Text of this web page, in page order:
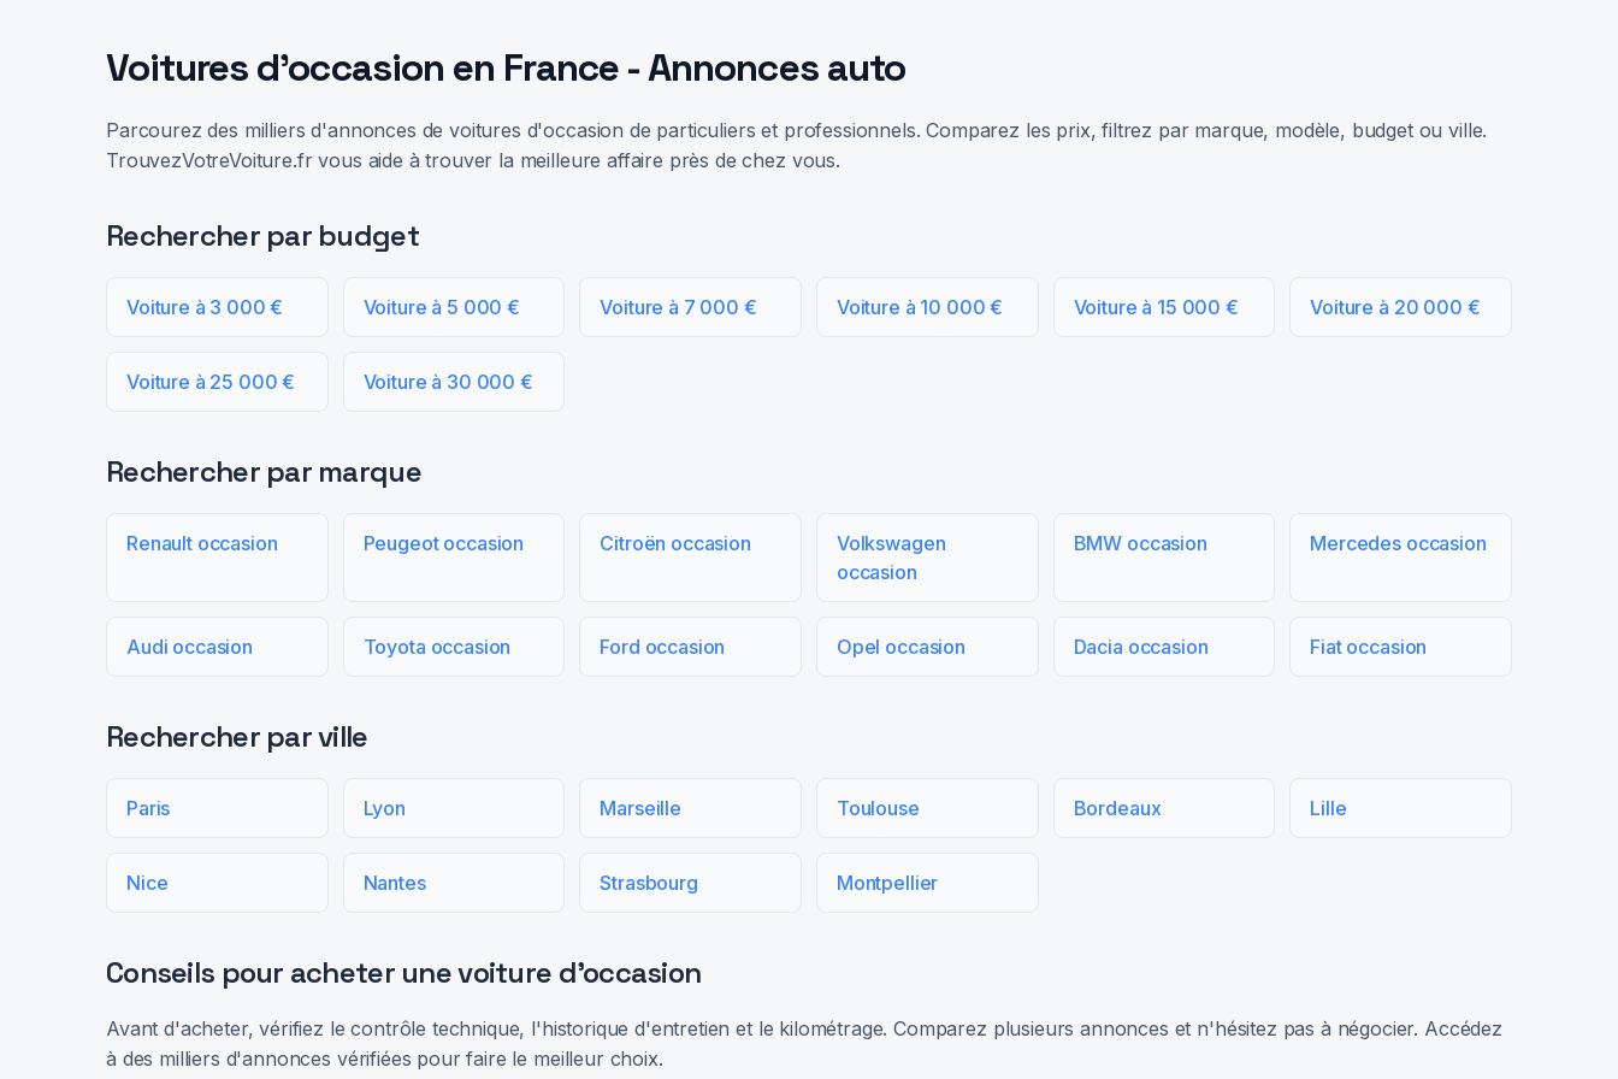
Voitures d'occasion en France - Annonces auto
Parcourez des milliers d'annonces de voitures d'occasion de particuliers et professionnels. Comparez les prix, filtrez par marque, modèle, budget ou ville.
TrouvezVotreVoiture.fr vous aide à trouver la meilleure affaire près de chez vous.
Rechercher par budget
Voiture à 3 000 € Voiture à 5 000 € Voiture à 7 000 € Voiture à 10 000 € Voiture à 15 000 € Voiture à 20 000 €
Voiture à 25 000 € Voiture à 30 000 €
Rechercher par marque
Renault occasion Peugeot occasion Citroën occasion
Volkswagen
occasion
BMW occasion Mercedes occasion
Audi occasion Toyota occasion Ford occasion Opel occasion Dacia occasion Fiat occasion
Rechercher par ville
Paris Lyon Marseille Toulouse Bordeaux Lille
Nice Nantes Strasbourg Montpellier
Conseils pour acheter une voiture d'occasion
Avant d'acheter, vérifiez le contrôle technique, l'historique d'entretien et le kilométrage. Comparez plusieurs annonces et n'hésitez pas à négocier. Accédez
à des milliers d'annonces vérifiées pour faire le meilleur choix.